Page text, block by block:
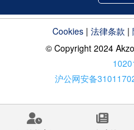
Cookies |法律条款 |
© Copyright 2024
沪公网安备